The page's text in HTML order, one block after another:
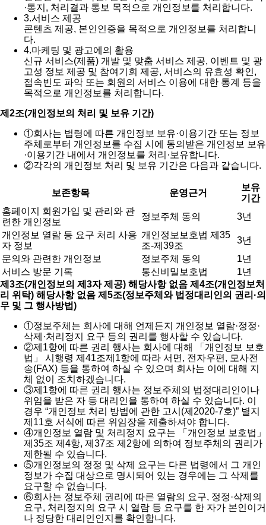
·통지, 처리결과 통보 목적으로 개인정보를 처리합니다.
3.서비스 제공
콘텐츠 제공, 본인인증을 목적으로 개인정보를 처리합니
다.
4.마케팅 및 광고에의 활용
신규 서비스(제품) 개발 및 맞춤 서비스 제공, 이벤트 및 광
고성 정보 제공 및 참여기회 제공, 서비스의 유효성 확인,
접속빈도 파악 또는 회원의 서비스 이용에 대한 통계 등을
목적으로 개인정보를 처리합니다.
제2조(개인정보의 처리 및 보유 기간)
①회사는 법령에 따른 개인정보 보유·이용기간 또는 정보
주체로부터 개인정보를 수집 시에 동의받은 개인정보 보유
·이용기간 내에서 개인정보를 처리·보유합니다.
②각각의 개인정보 처리 및 보유 기간은 다음과 같습니다.
보존항목 운영근거
보유
기간
홈페이지 회원가입 및 관리와 관
련한 개인정보
정보주체 동의
3년
개인정보 열람 등 요구 처리 사용
자 정보
개인정보보호법 제35
조-제39조
3년
문의와 관련한 개인정보
정보주체 동의
1년
서비스 방문 기록
통신비밀보호법
1년
제3조(개인정보의 제3자 제공) 해당사항 없음 제4조(개인정보처
리 위탁) 해당사항 없음 제5조(정보주체와 법정대리인의 권리·의
무 및 그 행사방법)
①정보주체는 회사에 대해 언제든지 개인정보 열람·정정·
삭제·처리정지 요구 등의 권리를 행사할 수 있습니다.
②제1항에 따른 권리 행사는 회사에 대해 「개인정보 보호
법」 시행령 제41조제1항에 따라 서면, 전자우편, 모사전
송(FAX) 등을 통하여 하실 수 있으며 회사는 이에 대해 지
체 없이 조치하겠습니다.
③제1항에 따른 권리 행사는 정보주체의 법정대리인이나
위임을 받은 자 등 대리인을 통하여 하실 수 있습니다. 이
경우 “개인정보 처리 방법에 관한 고시(제2020-7호)” 별지
제11호 서식에 따른 위임장을 제출하셔야 합니다.
④개인정보 열람 및 처리정지 요구는 「개인정보 보호법」
제35조 제4항, 제37조 제2항에 의하여 정보주체의 권리가
제한될 수 있습니다.
⑤개인정보의 정정 및 삭제 요구는 다른 법령에서 그 개인
정보가 수집 대상으로 명시되어 있는 경우에는 그 삭제를
요구할 수 없습니다.
⑥회사는 정보주체 권리에 따른 열람의 요구, 정정·삭제의
요구, 처리정지의 요구 시 열람 등 요구를 한 자가 본인이거
나 정당한 대리인인지를 확인합니다.